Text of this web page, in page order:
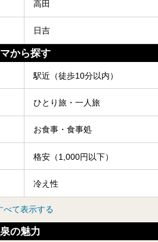
高田
日吉
から探す
駅近（徒歩10分以内）
ひとり旅・一人旅
お食事・食事処
格安（1,000円以下）
冷え性
べて表示する
の魅力